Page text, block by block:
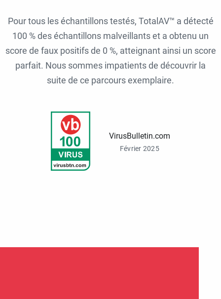
Pour tous les échantillons testés, TotalAV™ a détecté
100 % des échantillons malveillants et a obtenu un
score de faux positifs de 0 %, atteignant ainsi un score
parfait. Nous sommes impatients de découvrir la
suite de ce parcours exemplaire.
VirusBulletin.com
Février 2025